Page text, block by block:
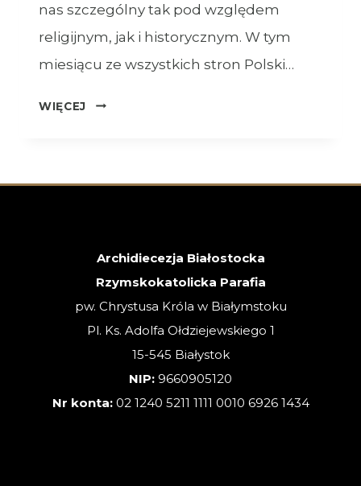
nas szczególny tak pod względem
religijnym, jak i historycznym. W tym
miesiącu ze wszystkich stron Polski…
WIĘCEJ
OGŁOSZENIA
ZWYKŁA
Archidiecezja Białostocka
Rzymskokatolicka Parafia
pw. Chrystusa Króla w Białymstoku
Pl. Ks. Adolfa Ołdziejewskiego 1
15-545 Białystok
NIP: 9660905120
Nr konta: 02 1240 5211 1111 0010 6926 1434